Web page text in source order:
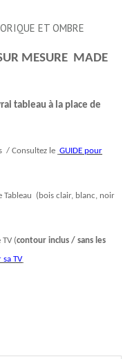
ET OMBRE
MESURE MADE
tableau à la place de
/ Consultez le GUIDE pour
(bois clair, blanc, noir
(contour inclus / sans les
TV